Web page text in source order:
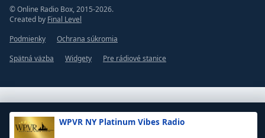
WPVR NY Platinum Vibes Radio
© Online Radio Box, 2015-2026.
Created by Final Level
Podmienky
Ochrana súkromia
Spätná väzba
Widgety Pre rádiové stanice